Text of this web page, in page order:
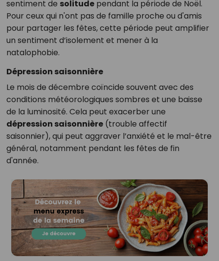
sentiment de solitudependant la période de Noël.
Pour ceux qui n'ont pas de famille proche ou d'amis
pour partager les fêtes, cette période peut amplifier
un sentiment d’isolement et mener à la
natalophobie.
Dépression saisonnière
Le mois de décembre coïncide souvent avec des
conditions météorologiques sombres et une baisse
de la luminosité. Cela peut exacerber une
dépression saisonnière(trouble affectif
saisonnier), qui peut aggraver l’anxiété et le mal-être
général, notamment pendant les fêtes de fin
d'année.